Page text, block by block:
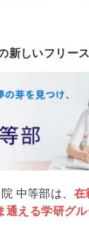
新しいフリー
中等部は、 在
通える学研グ